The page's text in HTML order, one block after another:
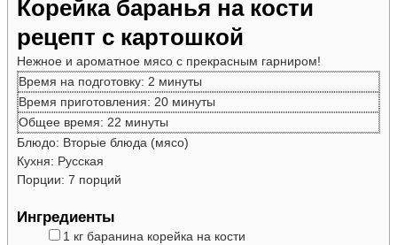
Корейка баранья на кости
рецепт с картошкой
Нежное и ароматное мясо с прекрасным гарниром!
Время на подготовку: 2 минуты
минуты
Время приготовления: 20минуты
минуты
Общее время: 22 минуты
минуты
Блюдо: Вторые блюда (мясо)
Кухня: Русская
Порции: 7 порций
Ингредиенты
▢1 кг баранина корейка на кости